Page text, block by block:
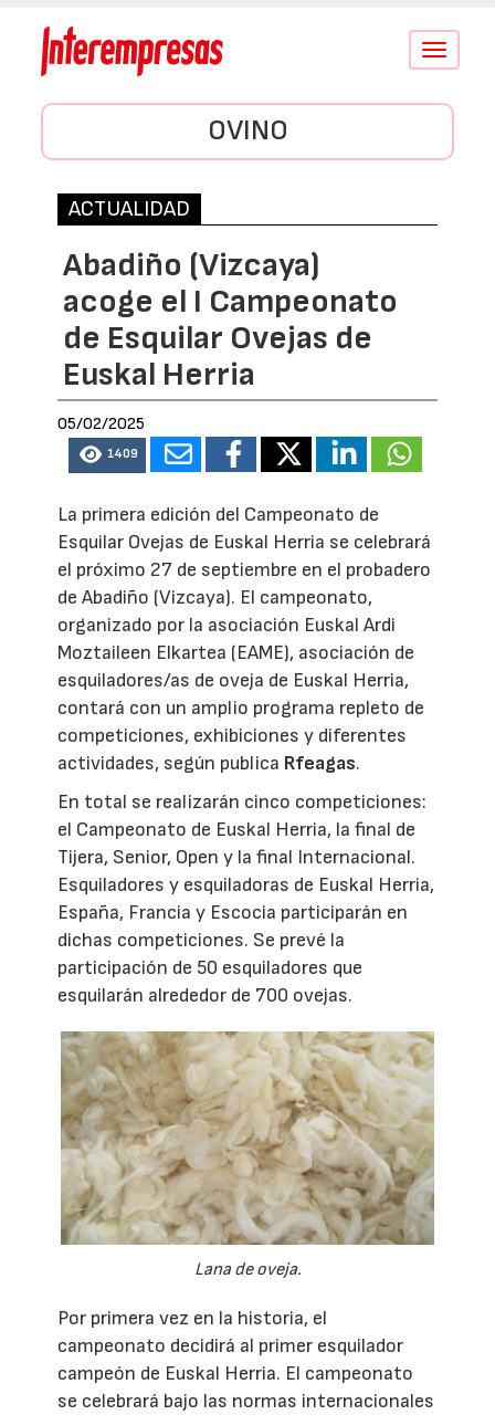
Conmutar
OVINO
ACTUALIDAD
Abadiño (Vizcaya)
acoge el I Campeonato
de Esquilar Ovejas de
Euskal Herria
05/02/2025
1409
La primera edición del Campeonato de
Esquilar Ovejas de Euskal Herria se celebrará
el próximo 27 de septiembre en el probadero
de Abadiño (Vizcaya). El campeonato,
organizado por la asociación Euskal Ardi
Moztaileen Elkartea (EAME), asociación de
esquiladores/as de oveja de Euskal Herria,
contará con un amplio programa repleto de
competiciones, exhibiciones y diferentes
actividades, según publica Rfeagas.
En total se realizarán cinco competiciones:
el Campeonato de Euskal Herria, la final de
Tijera, Senior, Open y la final Internacional.
Esquiladores y esquiladoras de Euskal Herria,
España, Francia y Escocia participarán en
dichas competiciones. Se prevé la
participación de 50 esquiladores que
esquilarán alrededor de 700 ovejas.
Lana de oveja.
Por primera vez en la historia, el
campeonato decidirá al primer esquilador
campeón de Euskal Herria. El campeonato
se celebrará bajo las normas internacionales